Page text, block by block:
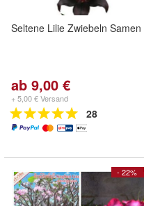
Seltene Lilie Zwiebeln Samen
ab 9,00 €
+ 5,00 € Versand
28
- 22%